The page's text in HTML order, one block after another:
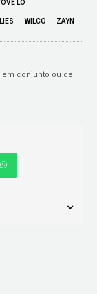
LO
WILCO ZAYN
em conjunto ou de